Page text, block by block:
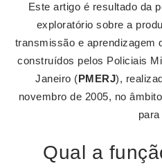
Este artigo é resultado da
exploratório sobre a
transmissão e aprendizagem
construídos pelos Policiais
Janeiro (PMERJ),
novembro de 2005, no
para
Qual a